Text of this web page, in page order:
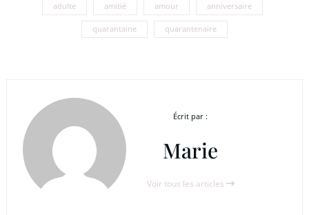
adulte amitié amour anniversaire
quarantaine quarantenaire
Écrit par :
Marie
Voir tous les articles